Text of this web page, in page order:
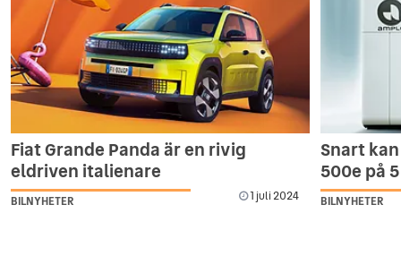
Fiat Grande Panda är en rivig
eldriven italienare
BILNYHETER 1 juli 2024
Snart
500e på
BILNYHETER